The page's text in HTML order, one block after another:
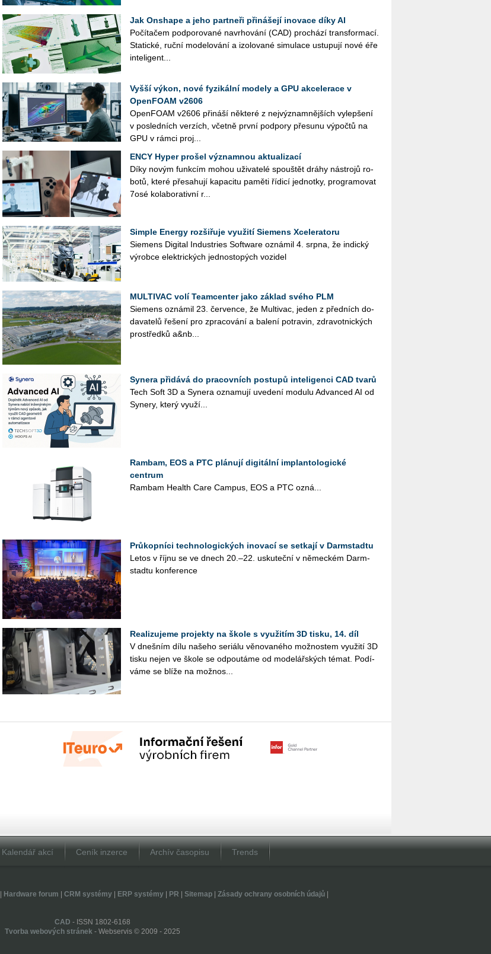
Jak Onshape a jeho partneři přinášejí inovace díky AI
Po­čí­ta­čem pod­po­ro­va­né na­vr­ho­vá­ní (CAD) pro­chá­zí trans­for­ma­cí.
Sta­tic­ké, ruční mo­de­lo­vá­ní a izo­lo­va­né si­mu­la­ce ustu­pu­jí nové éře
in­te­li­gent­...
Vyšší výkon, nové fyzikální modely a GPU akcelerace v
OpenFOAM v2606
Open­FO­AM v2606 při­ná­ší ně­kte­ré z nej­vý­znam­něj­ších vy­lep­še­ní
v po­sled­ních ver­zích, včet­ně první pod­po­ry pře­su­nu vý­po­čtů na
GPU v rámci pro­j...
ENCY Hyper prošel významnou aktualizací
Díky novým funk­cím mohou uži­va­te­lé spouš­tět dráhy ná­stro­jů ro­
bo­tů, které pře­sa­hu­jí ka­pa­ci­tu pa­mě­ti ří­di­cí jed­not­ky, pro­gra­mo­vat
7osé ko­la­bo­ra­tiv­ní r...
Simple Energy rozšiřuje využití Siemens Xceleratoru
Sie­mens Di­gi­tal In­du­st­ries Soft­ware ozná­mil 4. srpna, že in­dic­ký
vý­rob­ce elek­tric­kých jed­nos­to­pých vo­zi­del
MULTIVAC volí Teamcenter jako základ svého PLM
Sie­mens ozná­mil 23. čer­ven­ce, že Mul­ti­vac, jeden z před­ních do­
da­va­te­lů ře­še­ní pro zpra­co­vá­ní a ba­le­ní po­tra­vin, zdra­vot­nic­kých
pro­střed­ků a&nb...
Synera přidává do pracovních postupů inteligenci CAD tvarů
Tech Soft 3D a Sy­ne­ra ozna­mu­jí uve­de­ní mo­du­lu Advan­ced AI od
Sy­ne­ry, který vy­u­ží...
Rambam, EOS a PTC plánují digitální implantologické
centrum
Rambam Health Care Campus, EOS a PTC ozná­...
Průkopníci technologických inovací se setkají v Darmstadtu
Letos v říjnu se ve dnech 20.–22. usku­teč­ní v ně­mec­kém Darm­
sta­d­tu kon­fe­ren­ce
Realizujeme projekty na škole s využitím 3D tisku, 14. díl
V dneš­ním dílu na­še­ho se­ri­á­lu vě­no­va­né­ho mož­nos­tem vy­u­ži­tí 3D
tisku nejen ve škole se od­pou­tá­me od mo­de­lář­ských témat. Po­dí­
vá­me se blíže na mož­nos­...
Kalendář akcí Ceník inzerce Archív časopisu Trends
Hardware forum CRM systémy| ERP systémy| PR Sitemap| Zásady ochrany osobních údajů|
CAD - ISSN 1802-6168
Tvorba webových stránek - Webservis © 2009 - 2025